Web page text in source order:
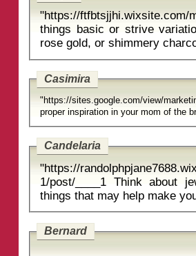
"https://
things basic or strive
rose gold, or shimmery
Casimira
"https://sites.google.com/view/
Candelaria
"https://
1/post/____1 Think about
Bernard